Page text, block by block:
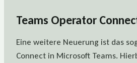
Teams Operator
Eine weitere Neuerung ist das
Connect in Microsoft Teams.